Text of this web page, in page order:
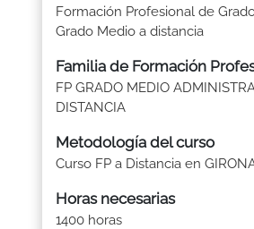
Formación Profesional de
Grado Medio a distancia
Familia de Formación
FP GRADO MEDIO
DISTANCIA
Metodología del curso
Curso FP a Distancia en
Horas necesarias
1400 horas